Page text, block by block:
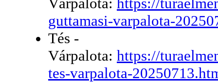
guttamasi-varpalota-
Tés -
Várpalota: https://
tes-varpalota-